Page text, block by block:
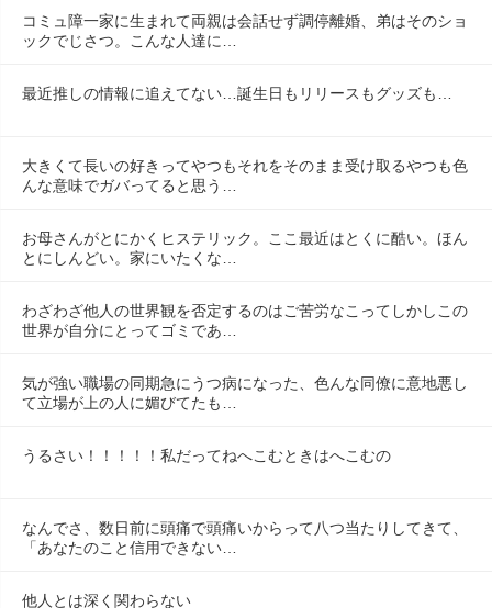
コミュ障一家に生まれて両親は会話せず調停離婚、弟はそのショ
ックでじさつ。こんな人達に…
最近推しの情報に追えてない…誕生日もリリースもグッズも…
大きくて長いの好きってやつもそれをそのまま受け取るやつも色
んな意味でガバってると思う…
お母さんがとにかくヒステリック。ここ最近はとくに酷い。ほん
とにしんどい。家にいたくな…
わざわざ他人の世界観を否定するのはご苦労なこってしかしこの
世界が自分にとってゴミであ…
気が強い職場の同期急にうつ病になった、色んな同僚に意地悪し
て立場が上の人に媚びてたも…
うるさい！！！！！私だってねへこむときはへこむの
なんでさ、数日前に頭痛で頭痛いからって八つ当たりしてきて、
「あなたのこと信用できない…
他人とは深く関わらない